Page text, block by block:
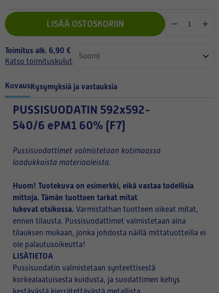
LISÄÄ OSTOSKORIIN
Toimitus alk. 6,90 €
Katso toimituskulut
KuvausKysymyksiä ja vastauksia
PUSSISUODATIN 592x592-
540/6 ePM1 60% (F7)
Pussisuodattimet valmistetaan kotimaassa
laadukkaista materiaaleista.
Huom! Tuotekuva on esimerkki, eikä vastaa todellisia
mittoja. Tämän tuotteen tarkat mitat
lukevat otsikossa. Varmistathan tuotteen oikeat mitat,
ennen tilausta. Pussisuodattimet valmistetaan aina
tilauksen mukaan, jonka johdosta näillä mittatuotteilla ei
ole palautusoikeutta!
LISÄTIETOA
Pussisuodatin valmistetaan synteettisestä
korkealaatuisesta kuidusta, ja suodattimen kehys